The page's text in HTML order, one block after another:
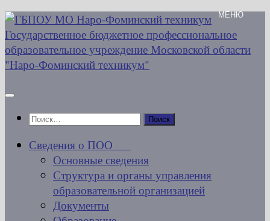
Перейти
к
содержимому
Найти:
Сведения о ПОО
Основные сведения
Структура и органы управления
образовательной организацией
Документы